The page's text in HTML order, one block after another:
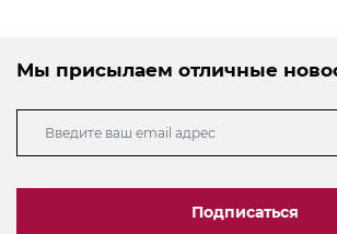
Мы присылаем отличные
Подписаться